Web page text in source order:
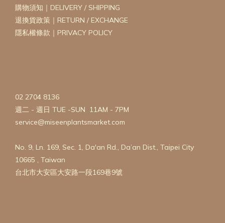
購物須知｜DELIVERY / SHIPPING
退換貨政策｜RETURN / EXCHANGE
隱私權條款｜PRIVACY POLICY
02 2704 8136
週二 - 週日 TUE -SUN 11AM - 7PM
service@miseenplantsmarket.com
No. 9, Ln. 169, Sec. 1, Da'an Rd., Da’an Dist., Taipei City
10665 , Taiwan
台北市大安區大安路一段169巷9號